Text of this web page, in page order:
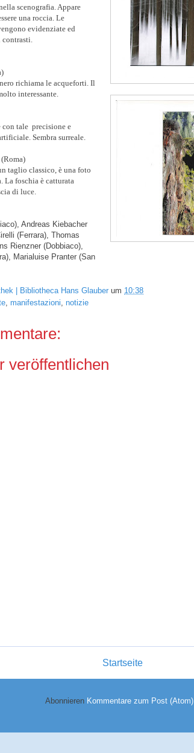
scenografia. Appare
una roccia. Le
evidenziate ed
richiama le acqueforti. Il
interessante.
con tale precisione e
Sembra surreale.
(Roma)
taglio classico, è una foto
La foschia è catturata
di luce.
Andreas Kiebacher
(Ferrara), Thomas
Rienzner (Dobbiaco),
Marialuise Pranter (San
| Bibliotheca Hans Glauber um 10:38
, manifestazioni, notizie
veröffentlichen
Startseite
Abonnieren Kommentare zum Post (Atom)